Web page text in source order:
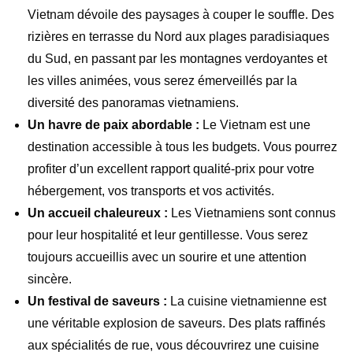
Vietnam dévoile des paysages à couper le souffle. Des
rizières en terrasse du Nord aux plages paradisiaques
du Sud, en passant par les montagnes verdoyantes et
les villes animées, vous serez émerveillés par la
diversité des panoramas vietnamiens.
Un havre de paix abordable : Le Vietnam est une
destination accessible à tous les budgets. Vous pourrez
profiter d’un excellent rapport qualité-prix pour votre
hébergement, vos transports et vos activités.
Un accueil chaleureux : Les Vietnamiens sont connus
pour leur hospitalité et leur gentillesse. Vous serez
toujours accueillis avec un sourire et une attention
sincère.
Un festival de saveurs : La cuisine vietnamienne est
une véritable explosion de saveurs. Des plats raffinés
aux spécialités de rue, vous découvrirez une cuisine